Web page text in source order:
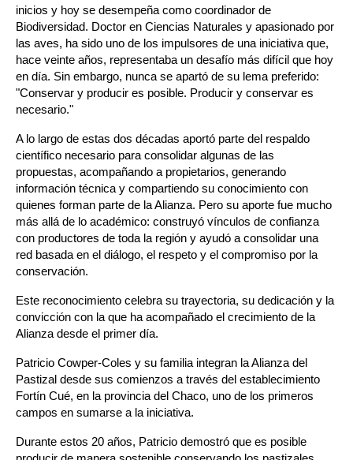
inicios y hoy se desempeña como coordinador de
Biodiversidad. Doctor en Ciencias Naturales y apasionado por
las aves, ha sido uno de los impulsores de una iniciativa que,
hace veinte años, representaba un desafío más difícil que hoy
en día. Sin embargo, nunca se apartó de su lema preferido:
"Conservar y producir es posible. Producir y conservar es
necesario."
A lo largo de estas dos décadas aportó parte del respaldo
científico necesario para consolidar algunas de las
propuestas, acompañando a propietarios, generando
información técnica y compartiendo su conocimiento con
quienes forman parte de la Alianza. Pero su aporte fue mucho
más allá de lo académico: construyó vínculos de confianza
con productores de toda la región y ayudó a consolidar una
red basada en el diálogo, el respeto y el compromiso por la
conservación.
Este reconocimiento celebra su trayectoria, su dedicación y la
convicción con la que ha acompañado el crecimiento de la
Alianza desde el primer día.
Patricio Cowper-Coles y su familia integran la Alianza del
Pastizal desde sus comienzos a través del establecimiento
Fortín Cué, en la provincia del Chaco, uno de los primeros
campos en sumarse a la iniciativa.
Durante estos 20 años, Patricio demostró que es posible